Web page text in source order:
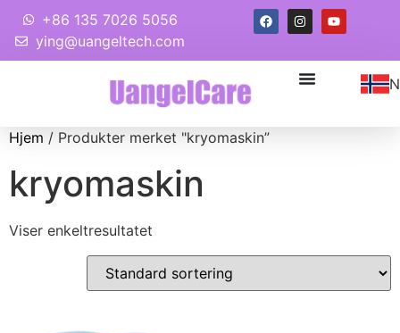
+86 135 7026 5056
ying@uangeltech.com
Hjem / Produkter merket "kryomaskin”
kryomaskin
Viser enkeltresultatet